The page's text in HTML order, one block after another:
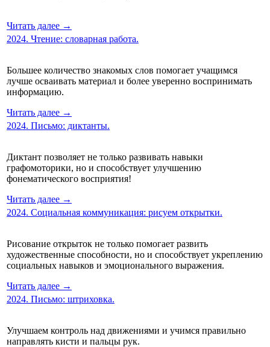
Читать далее →
2024. Чтение: словарная работа.
Большее количество знакомых слов помогает учащимся
лучше осваивать материал и более уверенно воспринимать
информацию.
Читать далее →
2024. Письмо: диктанты.
Диктант позволяет не только развивать навыки
графомоторики, но и способствует улучшению
фонематического восприятия!
Читать далее →
2024. Социальная коммуникация: рисуем открытки.
Рисование открыток не только помогает развить
художественные способности, но и способствует укреплению
социальных навыков и эмоционального выражения.
Читать далее →
2024. Письмо: штриховка.
Улучшаем контроль над движениями и учимся правильно
направлять кисти и пальцы рук.